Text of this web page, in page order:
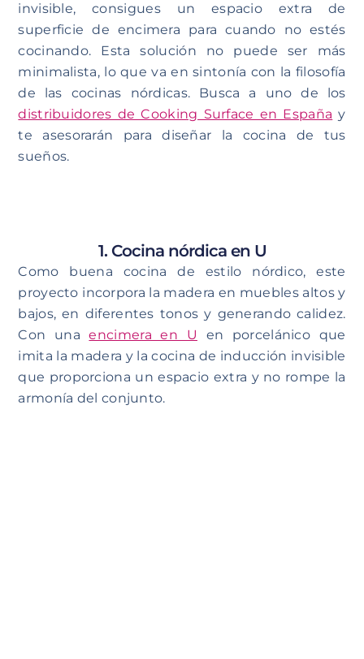
invisible, consigues un espacio extra de
superficie de encimera para cuando no estés
cocinando. Esta solución no puede ser más
minimalista, lo que va en sintonía con la filosofía
de las cocinas nórdicas. Busca a uno de los
distribuidores de Cooking Surface en España y
te asesorarán para diseñar la cocina de tus
sueños.
1. Cocina nórdica en U
Como buena cocina de estilo nórdico, este
proyecto incorpora la madera en muebles altos y
bajos, en diferentes tonos y generando calidez.
Con unaencimera en U
en porcelánico que
imita la madera y la cocina de inducción invisible
que proporciona un espacio extra y no rompe la
armonía del conjunto.